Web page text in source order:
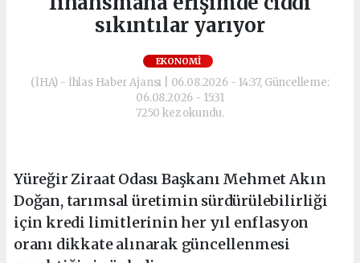
sıkıntılar yarıyor
EKONOMI
(İHA) - İhlas Haber Ajansı | 06.08.2026 - 14:37, Güncelleme:
06.08.2026 - 15:31
7250 kez okundu.
Yüreğir Ziraat Odası Başkanı Mehmet Akın
Doğan, tarımsal üretimin sürdürülebilirliği
için kredi limitlerinin her yıl enflasyon
oranı dikkate alınarak güncellenmesi